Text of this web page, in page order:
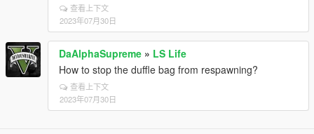
查看上下文
2023年07月30日
DaAlphaSupreme » LS Life
How to stop the duffle bag from respawning?
查看上下文
2023年07月30日